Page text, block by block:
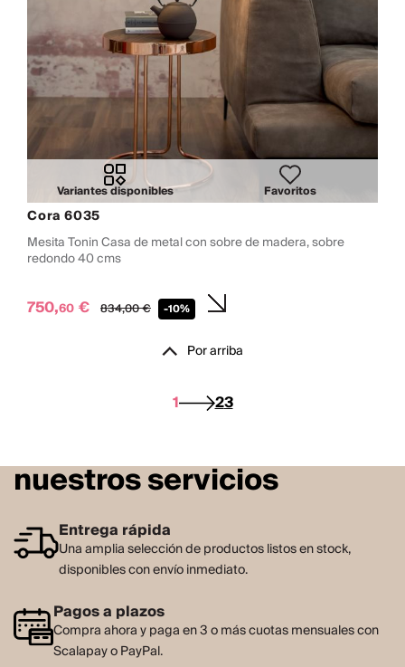
Variantes disponibles Favoritos
Cora 6035
Mesita Tonin Casa de metal con sobre de madera, sobre
redondo 40 cms
750,60 € 834,00€ -10%
Por arriba
1 23
nuestros servicios
Entrega rápida
Una amplia selección de productos listos en stock,
disponibles con envío inmediato.
Pagos a plazos
Compra ahora y paga en 3 o más cuotas mensuales con
Scalapay o PayPal.